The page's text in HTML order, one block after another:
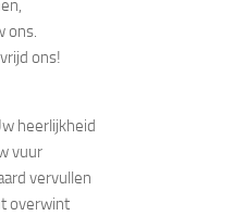
ons.
ons!
heerlijkheid
vuur
vervullen
overwint